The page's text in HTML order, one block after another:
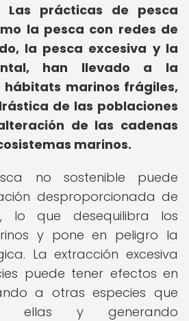
Las prácticas de pesca
la pesca con redes de
la pesca excesiva y la
han llevado a la
marinos frágiles,
de las poblaciones
de las cadenas
marinos.
no sostenible puede
desproporcionada de
lo que desequilibra los
y pone en peligro la
La extracción excesiva
puede tener efectos en
a otras especies que
ellas y generando